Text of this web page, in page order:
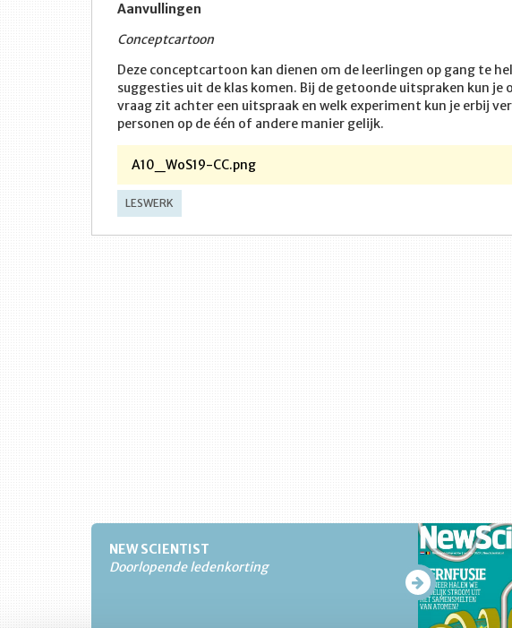
Aanvullingen
Conceptcartoon
Deze conceptcartoon kan dienen om de leerlingen op gang te
suggesties uit de klas komen. Bij de getoonde uitspraken kun je
vraag zit achter een uitspraak en welk experiment kun je erbij
personen op de één of andere manier gelijk.
A10_WoS19-CC.png
LESWERK
NEW SCIENTIST
Doorlopende ledenkorting